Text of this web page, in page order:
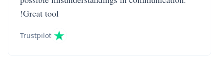
Great tool!
Trustpilot